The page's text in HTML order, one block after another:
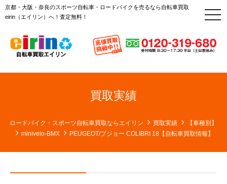
京都・大阪・奈良のスポーツ自転車・ロードバイクを売るなら自転車買取
eirin（エイリン）へ！査定無料！
t
o
l
e
v
o
n
買取実績
ロードバイク・スポーツ自転車買取ならエイリン 買取実績
【車種別】
minivelo-BMX
PEUGEOT/プジョー COLIBRI 18【自転車買取情報】